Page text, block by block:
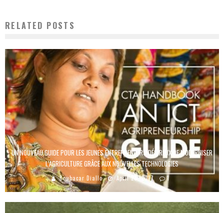
RELATED POSTS
UN NOUVEAU GUIDE POUR LES JEUNES ENTREPRENEURS DÉSIREUX DE MODERNISER
L’AGRICULTURE GRÂCE AUX NOUVELLES TECHNOLOGIES
Boubacar Diallo April 28, 2017 1